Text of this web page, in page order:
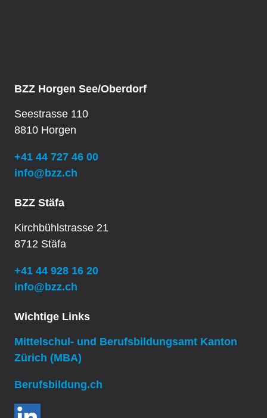
BZZ Horgen See/Oberdorf
Seestrasse 110
8810 Horgen
+41 44 727 46 00
info@bzz.ch
BZZ Stäfa
Kirchbühlstrasse 21
8712 Stäfa
+41 44 928 16 20
info@bzz.ch
Wichtige Links
Mittelschul- und Berufsbildungsamt Kanton
Zürich (MBA)
Berufsbildung.ch